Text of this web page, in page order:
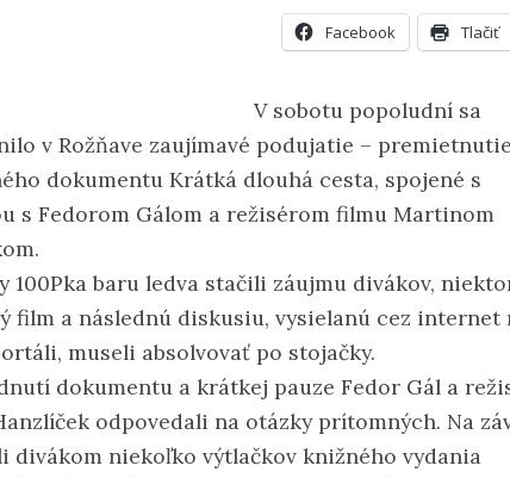
Facebook Tlačiť
V sobotu popoludní sa
v Rožňave zaujímavé podujatie –
dokumentu Krátká dlouhá cesta, spojené s
s Fedorom Gálom a režisérom filmu Martinom
100Pka baru ledva stačili záujmu divákov,
film a následnú diskusiu, vysielanú cez internet
museli absolvovať po stojačky.
dokumentu a krátkej pauze Fedor Gál a
odpovedali na otázky prítomných. Na
divákom niekoľko výtlačkov knižného vydania